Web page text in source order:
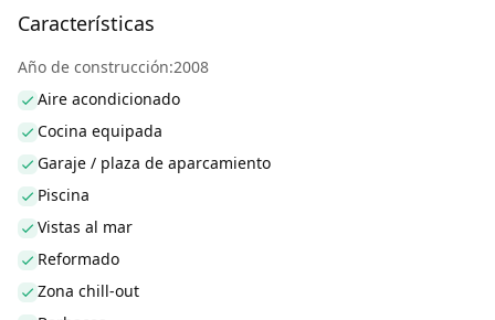
Características
Año de construcción:2008
Aire acondicionado
Cocina equipada
Garaje / plaza de aparcamiento
Piscina
Vistas al mar
Reformado
Zona chill-out